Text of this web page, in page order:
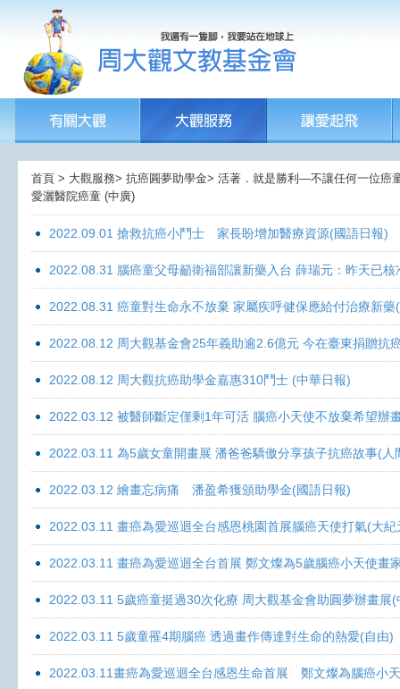
首頁 > 大觀服務> 抗癌圓夢助學金> 活著．就是勝利—不讓任何一位癌
愛灑醫院癌童 (中廣)
2022.09.01 搶救抗癌小鬥士 家長盼增加醫療資源(國語日報)
2022.08.31 腦癌童父母籲衛福部讓新藥入台 薛瑞元：昨天已
2022.08.31 癌童對生命永不放棄 家屬疾呼健保應給付治療新藥
2022.08.12 周大觀基金會25年義助逾2.6億元 今在臺東捐贈抗
2022.08.12 周大觀抗癌助學金嘉惠310鬥士 (中華日報)
2022.03.12 被醫師斷定僅剩1年可活 腦癌小天使不放棄希望辦
2022.03.11 為5歲女童開畫展 潘爸爸驕傲分享孩子抗癌故事(人
2022.03.12 繪畫忘病痛 潘盈希獲頒助學金(國語日報)
2022.03.11 畫癌為愛巡迴全台感恩桃園首展腦癌天使打氣(大紀
2022.03.11 畫癌為愛巡迴全台首展 鄭文燦為5歲腦癌小天使畫
2022.03.11 5歲癌童挺過30次化療 周大觀基金會助圓夢辦畫展
2022.03.11 5歲童罹4期腦癌 透過畫作傳達對生命的熱愛(自由)
2022.03.11畫癌為愛巡迴全台感恩生命首展 鄭文燦為腦癌小